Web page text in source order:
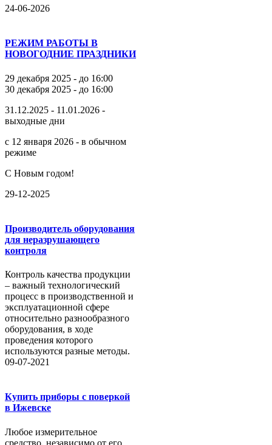
24-06-2026
РЕЖИМ РАБОТЫ В
НОВОГОДНИЕ ПРАЗДНИКИ
29 декабря 2025 - до 16:00
30 декабря 2025 - до 16:00
31.12.2025 - 11.01.2026 -
выходные дни
с 12 января 2026 - в обычном
режиме
С Новым годом!
29-12-2025
Производитель оборудования
для неразрушающего
контроля
Контроль качества продукции
– важный технологический
процесс в производственной и
эксплуатационной сфере
относительно разнообразного
оборудования, в ходе
проведения которого
используются разные методы.
09-07-2021
Купить приборы с поверкой
в Ижевске
Любое измерительное
средство, независимо от его